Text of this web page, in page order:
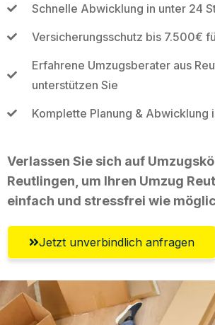
Schnelle Abwicklung in unter 24
Versicherungsschutz bis 7.500€
Erfahrene Umzugsberater aus
unterstützen Sie
Komplette Planung & Abwicklung
Verlassen Sie sich auf
Reutlingen, um Ihren Umzug
einfach und stressfrei wie
Jetzt unverbindlich anfragen